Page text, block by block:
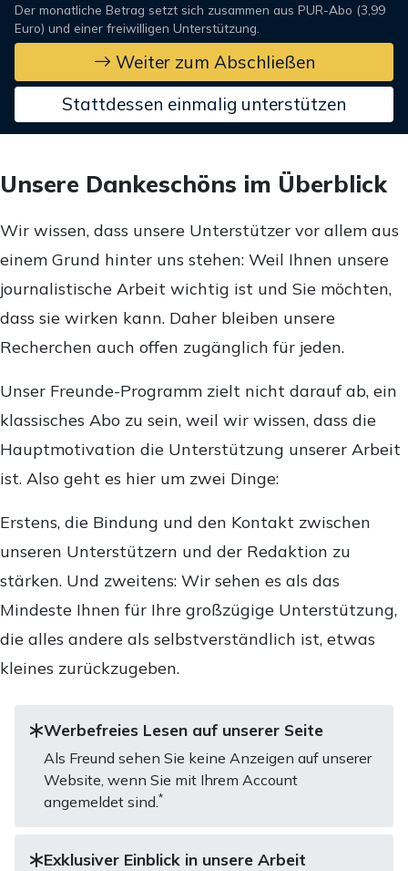
Der monatliche Betrag setzt sich zusammen aus PUR-Abo (3,99
Euro) und einer freiwilligen Unterstützung.
Weiter zum Abschließen
Stattdessen einmalig unterstützen
Unsere Dankeschöns im Überblick
Wir wissen, dass unsere Unterstützer vor allem aus
einem Grund hinter uns stehen: Weil Ihnen unsere
journalistische Arbeit wichtig ist und Sie möchten,
dass sie wirken kann. Daher bleiben unsere
Recherchen auch offen zugänglich für jeden.
Unser Freunde-Programm zielt nicht darauf ab, ein
klassisches Abo zu sein, weil wir wissen, dass die
Hauptmotivation die Unterstützung unserer Arbeit
ist. Also geht es hier um zwei Dinge:
Erstens, die Bindung und den Kontakt zwischen
unseren Unterstützern und der Redaktion zu
stärken. Und zweitens: Wir sehen es als das
Mindeste Ihnen für Ihre großzügige Unterstützung,
die alles andere als selbstverständlich ist, etwas
kleines zurückzugeben.
Werbefreies Lesen auf unserer Seite
Als Freund sehen Sie keine Anzeigen auf unserer
Website, wenn Sie mit Ihrem Account
angemeldet sind.*
Exklusiver Einblick in unsere Arbeit